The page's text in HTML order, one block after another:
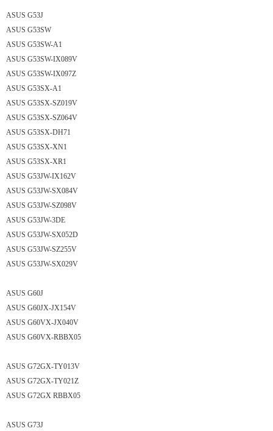
ASUS G53J
ASUS G53SW
ASUS G53SW-A1
ASUS G53SW-IX089V
ASUS G53SW-IX097Z
ASUS G53SX-A1
ASUS G53SX-SZ019V
ASUS G53SX-SZ064V
ASUS G53SX-DH71
ASUS G53SX-XN1
ASUS G53SX-XR1
ASUS G53JW-IX162V
ASUS G53JW-SX084V
ASUS G53JW-SZ098V
ASUS G53JW-3DE
ASUS G53JW-SX052D
ASUS G53JW-SZ255V
ASUS G53JW-SX029V
ASUS G60J
ASUS G60JX-JX154V
ASUS G60VX-JX040V
ASUS G60VX-RBBX05
ASUS G72GX-TY013V
ASUS G72GX-TY021Z
ASUS G72GX RBBX05
ASUS G73J